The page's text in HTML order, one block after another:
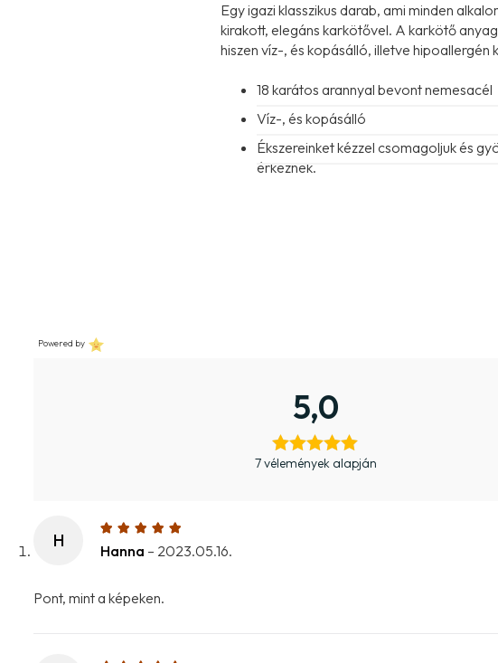
Egy igazi klasszikus darab, ami minden
kirakott, elegáns karkötővel. A karkötő
hiszen víz-, és kopásálló, illetve
18 karátos arannyal bevont nemesacél
Víz-, és kopásálló
Ékszereinket kézzel csomagoljuk és
érkeznek.
Powered by
5,0
7 vélemények alapján
H
Hanna – 2023.05.16.
Pont, mint a képeken.